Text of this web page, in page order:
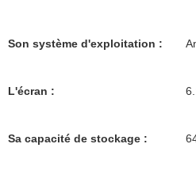
Son système d'exploitation :
L'écran :
Sa capacité de stockage :